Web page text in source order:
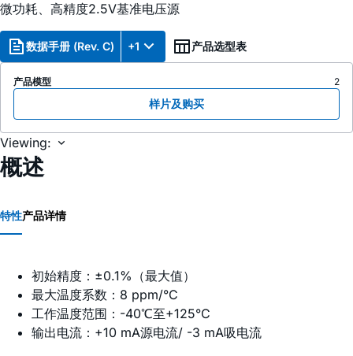
微功耗、高精度2.5V基准电压源
数据手册 (Rev. C) +1 产品选型表
产品模型 2
样片及购买
Viewing:
概述
特性产品详情
初始精度：±0.1%（最大值）
最大温度系数：8 ppm/°C
工作温度范围：-40℃至+125°C
输出电流：+10 mA源电流/ -3 mA吸电流